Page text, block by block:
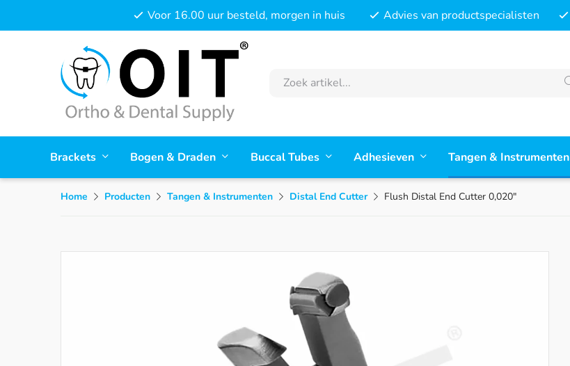
Voor 16.00 uur besteld, morgen in huis Advies van productspecialisten
Brackets Bogen & Draden Buccal Tubes Adhesieven Tangen & Instrumenten
Home Producten Tangen & Instrumenten Distal End Cutter Flush Distal End Cutter 0,020"